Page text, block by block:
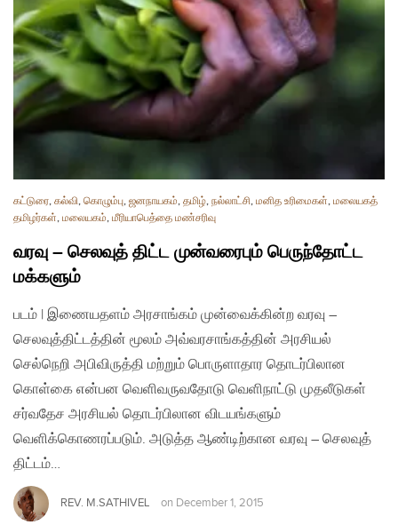
கட்டுரை, கல்வி, கொழும்பு, ஜனநாயகம், தமிழ், நல்லாட்சி, மனித உரிமைகள், மலையகத்
தமிழர்கள், மலையகம், மீரியாபெத்தை மண்சரிவு
வரவு – செலவுத் திட்ட முன்வரைபும் பெருந்தோட்ட
மக்களும்
படம் | இணையதளம் அரசாங்கம் முன்வைக்கின்ற வரவு –
செலவுத்திட்டத்தின் மூலம் அவ்வரசாங்கத்தின் அரசியல்
செல்நெறி அபிவிருத்தி மற்றும் பொருளாதார தொடர்பிலான
கொள்கை என்பன வெளிவருவதோடு வெளிநாட்டு முதலீடுகள்
சர்வதேச அரசியல் தொடர்பிலான விடயங்களும்
வெளிக்கொணரப்படும். அடுத்த ஆண்டிற்கான வரவு – செலவுத்
திட்டம்…
REV. M.SATHIVEL on December 1, 2015